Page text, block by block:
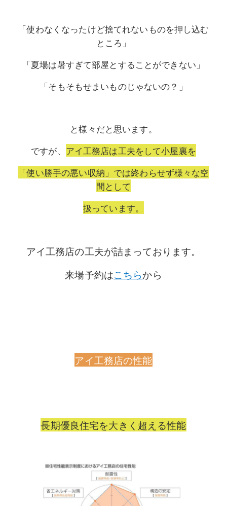
「使わなくなったけど捨てれないものを押し込む
ところ」
「夏場は暑すぎて部屋とすることができない」
「そもそもせまいものじゃないの？」
と様々だと思います。
ですが、 アイ工務店は工夫をして小屋裏を
「使い勝手の悪い収納」では終わらせず様々な空
間として
扱っています。
アイ工務店の工夫が詰まっております。
来場予約はこちらから
アイ工務店の性能
長期優良住宅を大きく超える性能